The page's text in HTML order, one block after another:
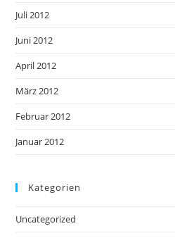
Juli 2012
Juni 2012
April 2012
März 2012
Februar 2012
Januar 2012
Kategorien
Uncategorized